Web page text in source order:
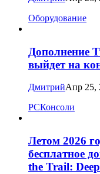
Оборудование
Дополнение
выйдет на
ДмитрийАпр 25,
PCКонсоли
Летом 2026
бесплатное
the Trail: